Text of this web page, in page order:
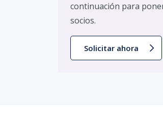
continuación para
socios.
Solicitar ahora